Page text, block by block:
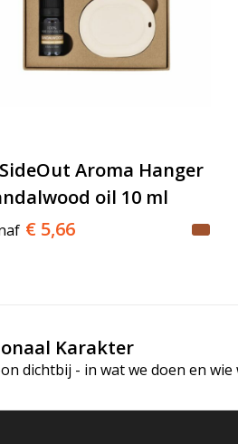
Aroma Hanger
oil 10 ml
€ 5,66
Karakter
dichtbij - in wat we doen en wie